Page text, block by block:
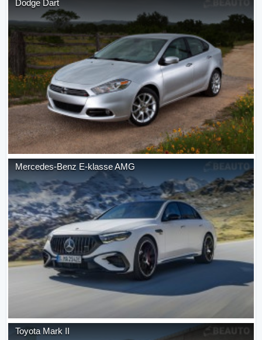
Dodge Dart
Mercedes-Benz E-klasse AMG
Toyota Mark II